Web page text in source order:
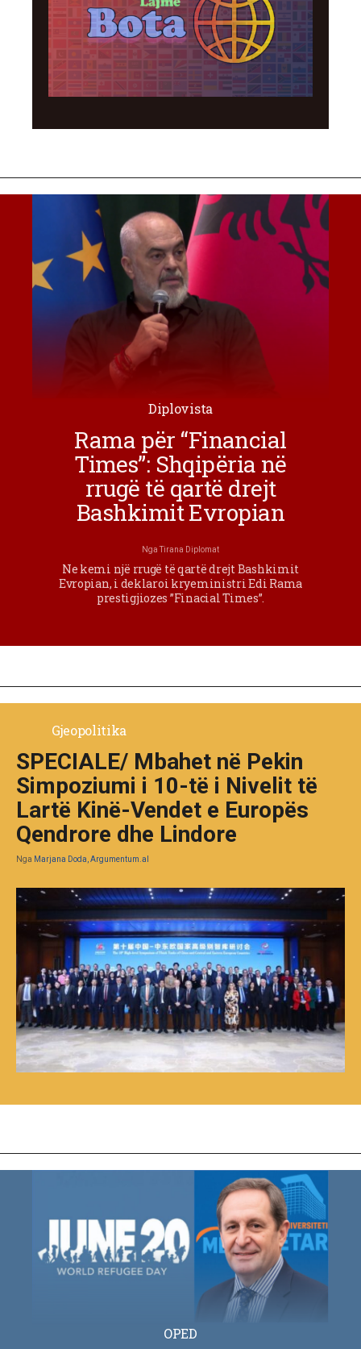
Diplovista
Rama për “Financial
Times”: Shqipëria në
rrugë të qartë drejt
Bashkimit Evropian
NgaTirana Diplomat
Ne kemi një rrugë të qartë drejt Bashkimit
Evropian, i deklaroi kryeministri Edi Rama
prestigjiozes ”Finacial Times”.
Gjeopolitika
SPECIALE/ Mbahet në Pekin
Simpoziumi i 10-të i Nivelit të
Lartë Kinë-Vendet e Europës
Qendrore dhe Lindore
Nga Marjana Doda, Argumentum.al
OPED